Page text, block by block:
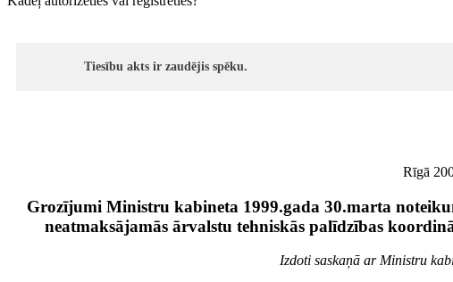
Tiesību akts ir zaudējis spēku.
Rīgā
Grozījumi Ministru kabineta 1999.gada 30.marta
neatmaksājamās ārvalstu tehniskās palīdzības
Izdoti saskaņā ar Ministru